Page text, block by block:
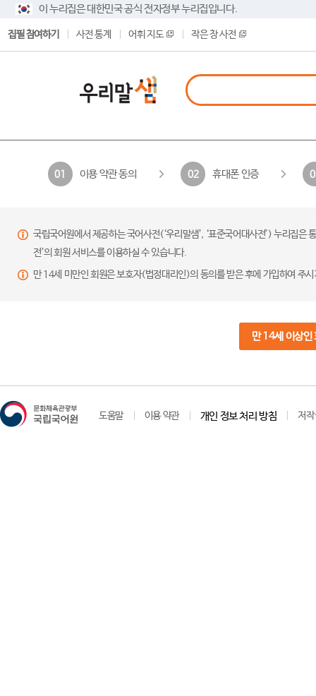
이 누리집은 대한민국 공식 전자정부 누리집입니다.
집필 참여하기 사전 통계 어휘 지도 작은 창 사전
01 이용 약관 동의 02 휴대폰 인증
국립국어원에서 제공하는 국어사전(‘우리말샘’, ‘표준국어대사전’) 누리집
전’의 회원 서비스를 이용하실 수 있습니다.
만 14세 미만인 회원은 보호자(법정대리인)의 동의를 받은 후에 가입하여 주
만 14세 이상인
도움말 이용 약관 개인 정보 처리 방침 저